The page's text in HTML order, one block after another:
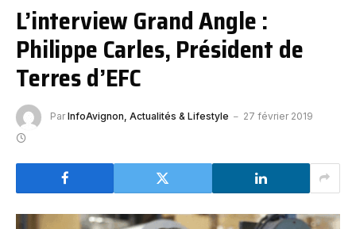
L’interview Grand Angle :
Philippe Carles, Président de
Terres d’EFC
Par InfoAvignon, Actualités & Lifestyle 27 février 2019